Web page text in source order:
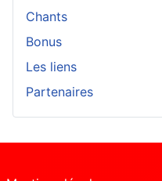
Chants
Bonus
Les liens
Partenaires